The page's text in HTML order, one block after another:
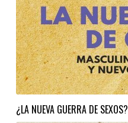
¿LA NUEVA GUERRA DE SEXOS?